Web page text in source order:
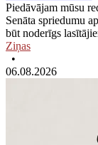
Piedāvājam mūsu
Senāta spriedumu
būt noderīgs
Ziņas
•
06.08.2026